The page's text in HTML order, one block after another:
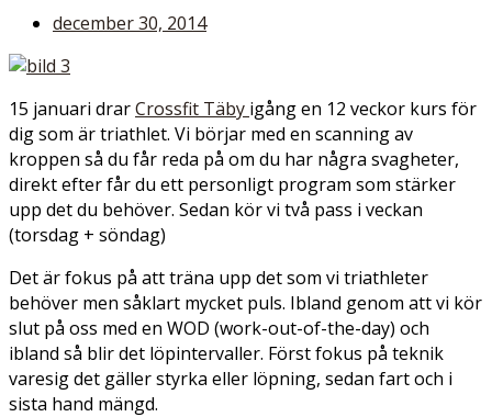
december 30, 2014
15 januari drarCrossfit Täby igång en 12 veckor kurs för
dig som är triathlet. Vi börjar med en scanning av
kroppen så du får reda på om du har några svagheter,
direkt efter får du ett personligt program som stärker
upp det du behöver. Sedan kör vi två pass i veckan
(torsdag + söndag)
Det är fokus på att träna upp det som vi triathleter
behöver men såklart mycket puls. Ibland genom att vi kör
slut på oss med en WOD (work-out-of-the-day) och
ibland så blir det löpintervaller. Först fokus på teknik
varesig det gäller styrka eller löpning, sedan fart och i
sista hand mängd.